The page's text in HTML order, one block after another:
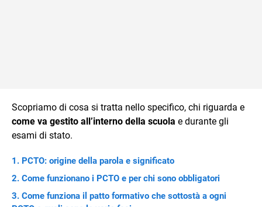
Scopriamo di cosa si tratta nello specifico, chi riguarda e
come va gestito all’interno della scuola e durante gli
esami di stato.
PCTO: origine della parola e significato
Come funzionano i PCTO e per chi sono obbligatori
Come funziona il patto formativo che sottostà a ogni